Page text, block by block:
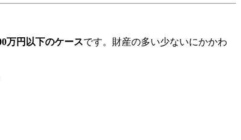
万円以下のケースです。財産の多い少ないにかかわ